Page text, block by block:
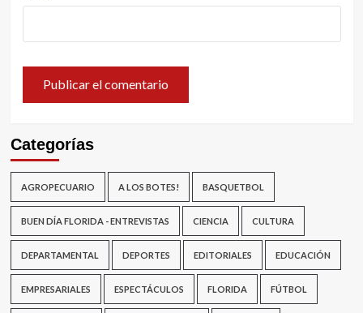
Categorías
AGROPECUARIO A LOS BOTES! BASQUETBOL
BUEN DÍA FLORIDA - ENTREVISTAS CIENCIA CULTURA
DEPARTAMENTAL DEPORTES EDITORIALES EDUCACIÓN
EMPRESARIALES ESPECTÁCULOS FLORIDA FÚTBOL